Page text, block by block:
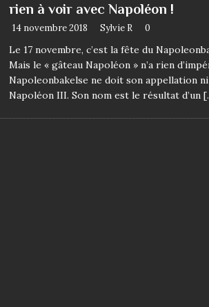
rien à voir avec Napoléon !
14 novembre 2018 Sylvie R 0
Le 17 novembre, c’est la fête du
Mais le « gâteau Napoléon » n’a rien
Napoleonbakelse ne doit son appellation
Napoléon III. Son nom est le résultat d’un